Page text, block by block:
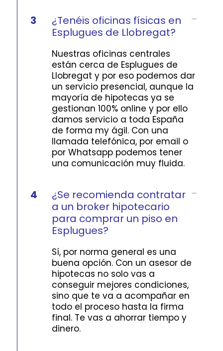
3
¿Tenéis oficinas físicas en
Esplugues de Llobregat?
Nuestras oficinas centrales
están cerca de Esplugues de
Llobregat y por eso podemos dar
un servicio presencial, aunque la
mayoría de hipotecas ya se
gestionan 100% online y por ello
damos servicio a toda España
de forma my ágil. Con una
llamada telefónica, por email o
por Whatsapp podemos tener
una comunicación muy fluida.
4
¿Se recomienda contratar
a un broker hipotecario
para comprar un piso en
Esplugues?
Sí, por norma general es una
buena opción. Con un asesor de
hipotecas no solo vas a
conseguir mejores condiciones,
sino que te va a acompañar en
todo el proceso hasta la firma
final. Te vas a ahorrar tiempo y
dinero.